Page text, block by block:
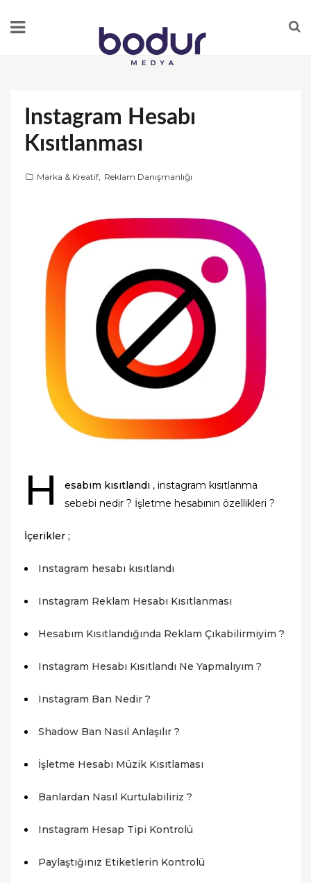
Instagram Hesabı
Kısıtlanması
Marka & Kreatif, Reklam Danışmanlığı
H esabım kısıtlandı , instagram kısıtlanma
sebebi nedir ? İşletme hesabının özellikleri ?
İçerikler ;
Instagram hesabı kısıtlandı
Instagram Reklam Hesabı Kısıtlanması
Hesabım Kısıtlandığında Reklam Çıkabilirmiyim ?
Instagram Hesabı Kısıtlandı Ne Yapmalıyım ?
Instagram Ban Nedir ?
Shadow Ban Nasıl Anlaşılır ?
İşletme Hesabı Müzik Kısıtlaması
Banlardan Nasıl Kurtulabiliriz ?
Instagram Hesap Tipi Kontrolü
Paylaştığınız Etiketlerin Kontrolü